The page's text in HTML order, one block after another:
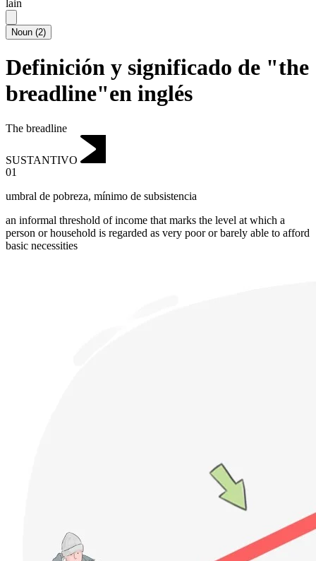
lain
Noun (2)
Definición y significado de "the
breadline"en inglés
The breadline
SUSTANTIVO
01
umbral de pobreza, mínimo de subsistencia
an informal threshold of income that marks the level at which a
person or household is regarded as very poor or barely able to afford
basic necessities